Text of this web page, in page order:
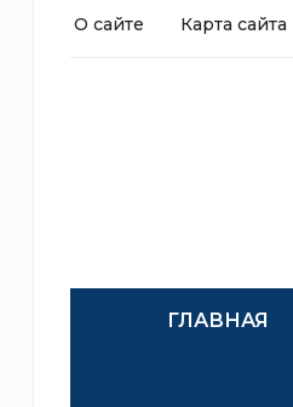
О сайте Карта сайта
ГЛАВНАЯ